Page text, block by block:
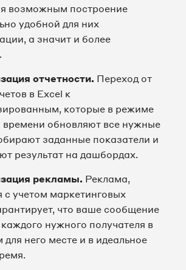
возможным построение
удобной для них
а значит и более
отчетности. Переход от
в Excel к
которые в режиме
времени обновляют все нужные
заданные показатели и
результат на дашбордах.
рекламы. Реклама,
с учетом маркетинговых
что ваше сообщение
каждого нужного получателя в
для него месте и в идеальное